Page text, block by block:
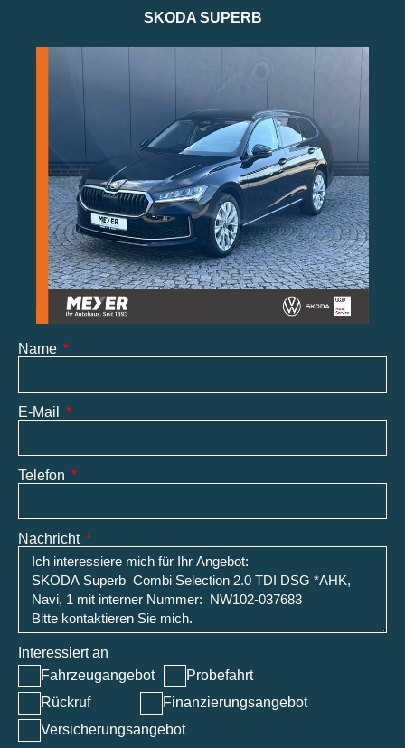
Name
E-Mail
Telefon
Nachricht
Interessiert an
Fahrzeugangebot
Probefahrt
Rückruf
Finanzierungsangebot
Versicherungsangebot
SKODA SUPERB